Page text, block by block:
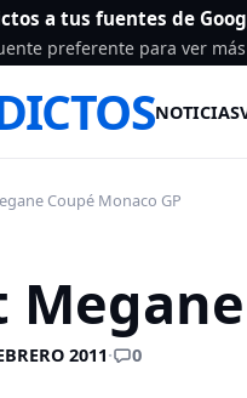
a tus fuentes de
preferente para ver
NOTICIAS
Coupé Monaco GP
2011· 0